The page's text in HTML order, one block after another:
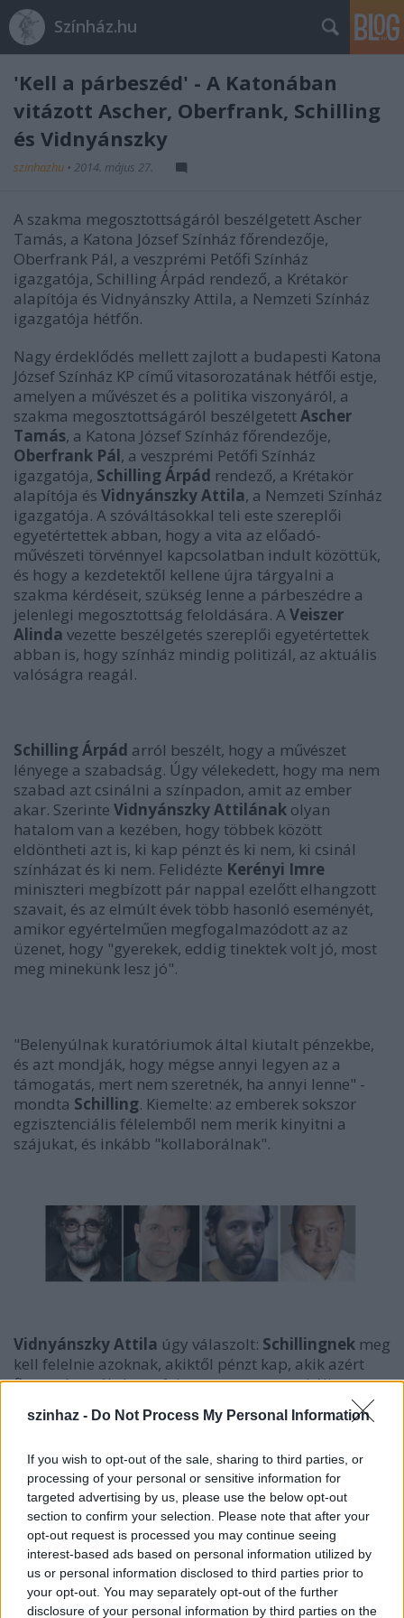
szinhaz - Do Not Process My Personal Information
If you wish to opt-out of the sale, sharing to third parties, or
processing of your personal or sensitive information for
targeted advertising by us, please use the below opt-out
section to confirm your selection. Please note that after your
opt-out request is processed you may continue seeing
interest-based ads based on personal information utilized by
us or personal information disclosed to third parties prior to
your opt-out. You may separately opt-out of the further
disclosure of your personal information by third parties on the
Színház.hu
'Kell a párbeszéd' - A Katonában
vitázott Ascher, Oberfrank, Schilling
és Vidnyánszky
szinhazhu • 2014. május 27.
A szakma megosztottságáról beszélgetett Ascher
Tamás, a Katona József Színház főrendezője,
Oberfrank Pál, a veszprémi Petőfi Színház
igazgatója, Schilling Árpád rendező, a Krétakör
alapítója és Vidnyánszky Attila, a Nemzeti Színház
igazgatója hétfőn.
Nagy érdeklődés mellett zajlott a budapesti Katona
József Színház KP című vitasorozatának hétfői estje,
amelyen a művészet és a politika viszonyáról, a
szakma megosztottságáról beszélgetettAscher
Tamás, a Katona József Színház főrendezője,
Oberfrank Pál, a veszprémi Petőfi Színház
igazgatója, Schilling Árpád rendező, a Krétakör
alapítója és Vidnyánszky Attila, a Nemzeti Színház
igazgatója. A szóváltásokkal teli este szereplői
egyetértettek abban, hogy a vita az előadó-
művészeti törvénnyel kapcsolatban indult közöttük,
és hogy a kezdetektől kellene újra tárgyalni a
szakma kérdéseit, szükség lenne a párbeszédre a
jelenlegi megosztottság feloldására. AVeiszer
Alinda vezette beszélgetés szereplői egyetértettek
abban is, hogy színház mindig politizál, az aktuális
valóságra reagál.
Schilling Árpád arról beszélt, hogy a művészet
lényege a szabadság. Úgy vélekedett, hogy ma nem
szabad azt csinálni a színpadon, amit az ember
akar. Szerinte Vidnyánszky Attilának olyan
hatalom van a kezében, hogy többek között
eldöntheti azt is, ki kap pénzt és ki nem, ki csinál
színházat és ki nem. Felidézte Kerényi Imre
miniszteri megbízott pár nappal ezelőtt elhangzott
szavait, és az elmúlt évek több hasonló eseményét,
amikor egyértelműen megfogalmazódott az az
üzenet, hogy "gyerekek, eddig tinektek volt jó, most
meg minekünk lesz jó".
"Belenyúlnak kuratóriumok által kiutalt pénzekbe,
és azt mondják, hogy mégse annyi legyen az a
támogatás, mert nem szeretnék, ha annyi lenne" -
mondta Schilling. Kiemelte: az emberek sokszor
egzisztenciális félelemből nem merik kinyitni a
szájukat, és inkább "kollaborálnak".
Vidnyánszky Attila úgy válaszolt: Schillingnek meg
kell felelnie azoknak, akiktől pénzt kap, akik azért
finanszírozzák, hogy folyamatosan provokáljon.
Hozzátette: minden kérdést végigbeszéltek már, nem
hiszi, hogy lehetnek új érveik, nincs érintkezési pont
ezért is van itt. Próbáljunk bizonyos kérdéskörökön
túllépni, és a szakma valós problémáival foglalkozni
- hangsúlyozta.
Ascher Tamásis arról beszélt, hogyVidnyánszky
Attila- akár tudtán kívül - hatalmi centrumként